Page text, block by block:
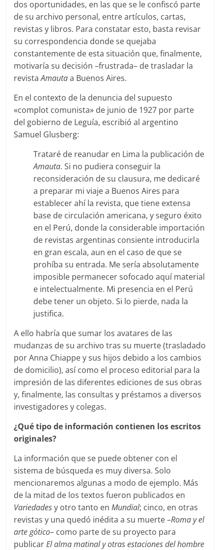
dos oportunidades, en las que se le confiscó parte
de su archivo personal, entre artículos, cartas,
revistas y libros. Para constatar esto, basta revisar
su correspondencia donde se quejaba
constantemente de esta situación que, finalmente,
motivaría su decisión –frustrada– de trasladar la
revistaAmautaa Buenos Aires.
En el contexto de la denuncia del supuesto
«complot comunista» de junio de 1927 por parte
del gobierno de Leguía, escribió al argentino
Samuel Glusberg:
Trataré de reanudar en Lima la publicación de
Amauta. Si no pudiera conseguir la
reconsideración de su clausura, me dedicaré
a preparar mi viaje a Buenos Aires para
establecer ahí la revista, que tiene extensa
base de circulación americana, y seguro éxito
en el Perú, donde la considerable importación
de revistas argentinas consiente introducirla
en gran escala, aun en el caso de que se
prohíba su entrada. Me sería absolutamente
imposible permanecer sofocado aquí material
e intelectualmente. Mi presencia en el Perú
debe tener un objeto. Si lo pierde, nada la
justifica.
A ello habría que sumar los avatares de las
mudanzas de su archivo tras su muerte (trasladado
por Anna Chiappe y sus hijos debido a los cambios
de domicilio), así como el proceso editorial para la
impresión de las diferentes ediciones de sus obras
y, finalmente, las consultas y préstamos a diversos
investigadores y colegas.
¿Qué tipo de información contienen los escritos
originales?
La información que se puede obtener con el
sistema de búsqueda es muy diversa. Solo
mencionaremos algunas a modo de ejemplo. Más
de la mitad de los textos fueron publicados en
Variedadesy otro tanto enMundial; cinco, en otras
revistas y una quedó inédita a su muerte –Roma y el
arte gótico– como parte de su proyecto para
publicarEl alma matinal y otras estaciones del hombre